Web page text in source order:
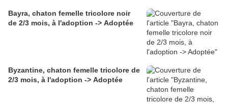
Bayra, chaton femelle tricolore noir
de 2/3 mois, à l'adoption -> Adoptée
Byzantine, chaton femelle tricolore de
2/3 mois, à l'adoption -> Adoptée